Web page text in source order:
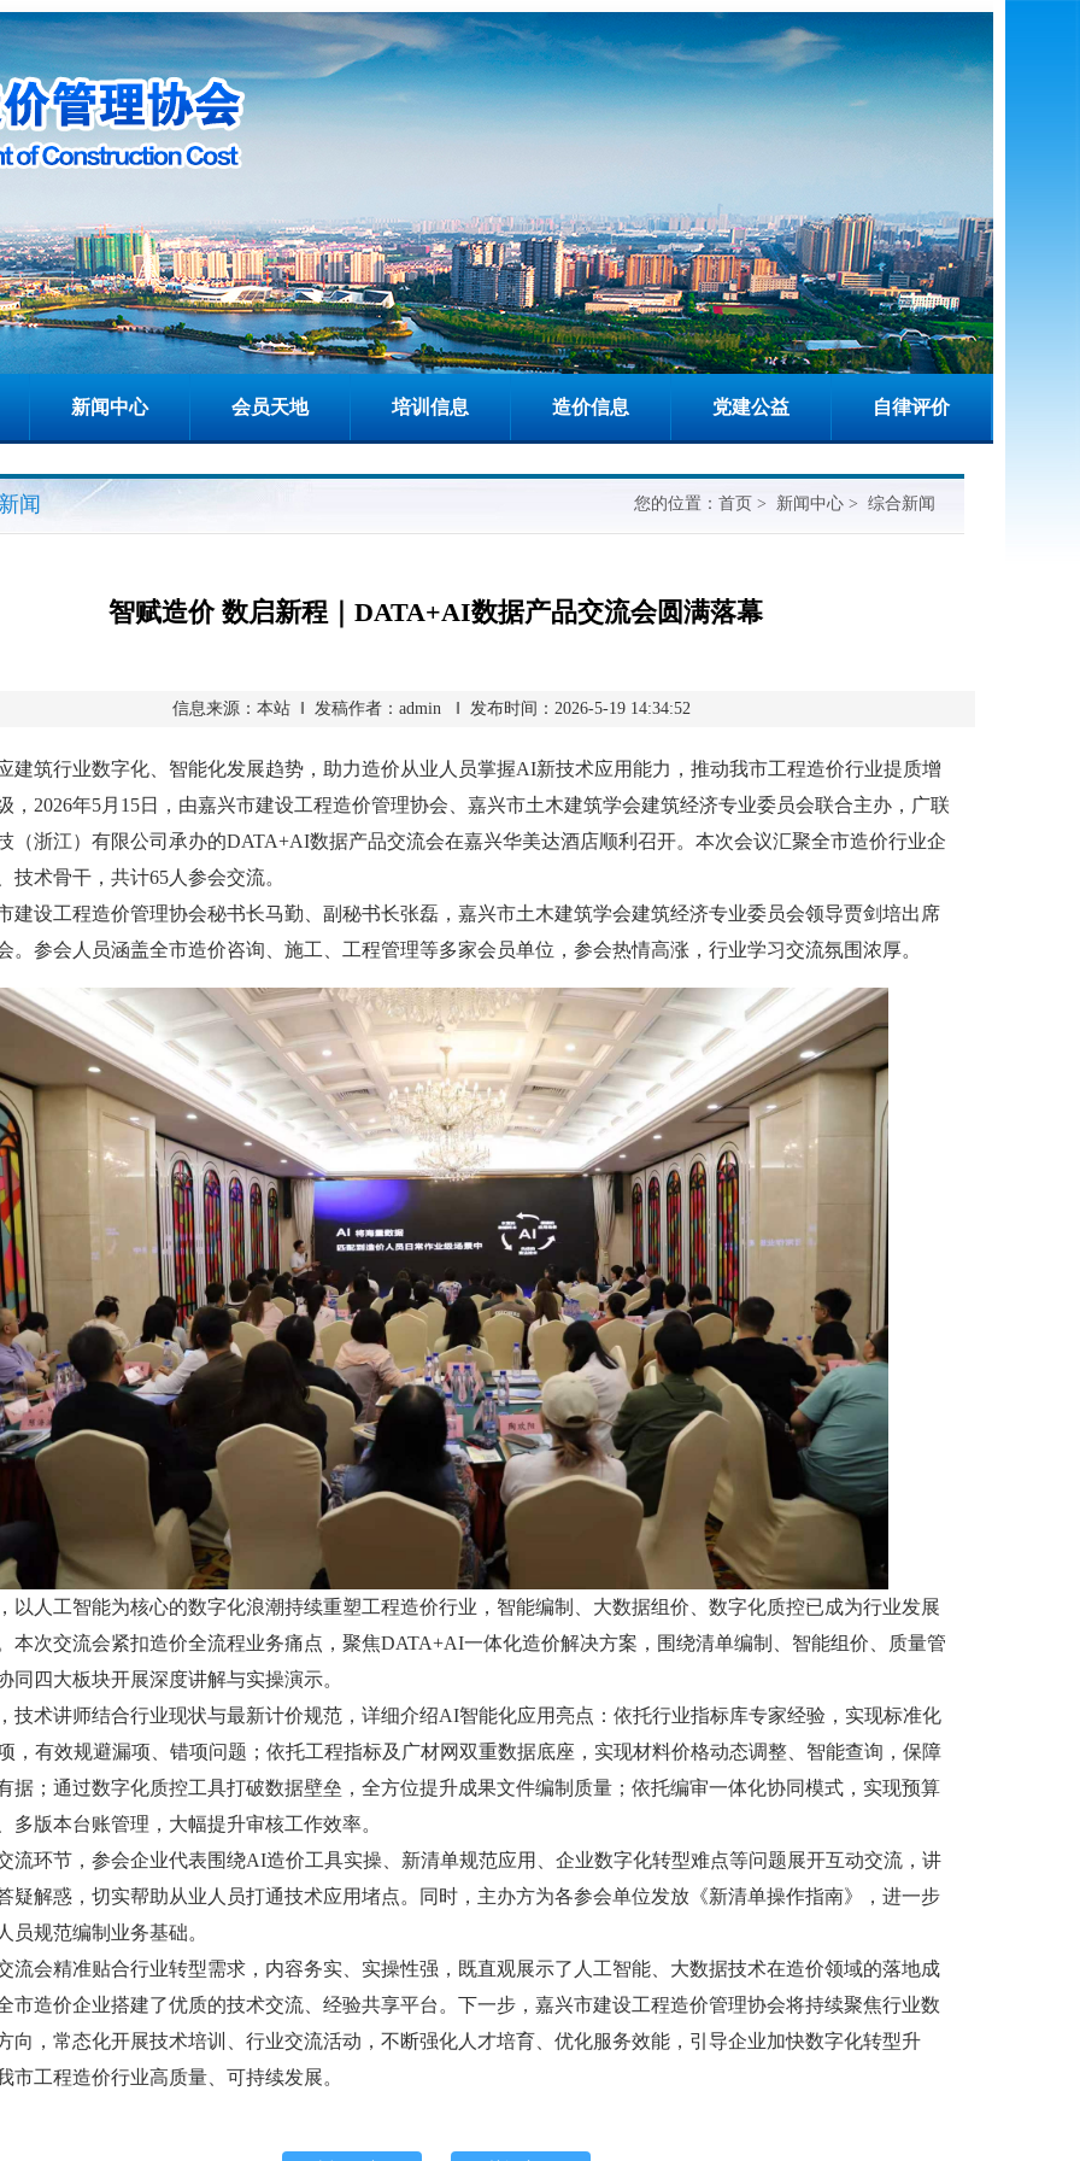
新闻中心 会员天地 培训信息 造价信息 党建公益 自律评价
闻 您的位置： 首页 > 新闻中心 > 综合新闻
智赋造价 数启新程｜DATA+AI数据产品交流会圆满落幕
信息来源：本站 ‖ 发稿作者：admin ‖ 发布时间：2026-5-19 14:34:52
行业数字化、智能化发展趋势，助力造价从业人员掌握AI新技术应用能力，推动我市工程造价行业提质增
，2026年5月15日，由嘉兴市建设工程造价管理协会、嘉兴市土木建筑学会建筑经济专业委员会联合主办，广联
（浙江）有限公司承办的DATA+AI数据产品交流会在嘉兴华美达酒店顺利召开。本次会议汇聚全市造价行业企
技术骨干，共计65人参会交流。
工程造价管理协会秘书长马勤、副秘书长张磊，嘉兴市土木建筑学会建筑经济专业委员会领导贾剑培出席
。参会人员涵盖全市造价咨询、施工、工程管理等多家会员单位，参会热情高涨，行业学习交流氛围浓厚。
工智能为核心的数字化浪潮持续重塑工程造价行业，智能编制、大数据组价、数字化质控已成为行业发展
本次交流会紧扣造价全流程业务痛点，聚焦DATA+AI一体化造价解决方案，围绕清单编制、智能组价、质量管
同四大板块开展深度讲解与实操演示。
讲师结合行业现状与最新计价规范，详细介绍AI智能化应用亮点：依托行业指标库专家经验，实现标准化
，有效规避漏项、错项问题；依托工程指标及广材网双重数据底座，实现材料价格动态调整、智能查询，保障
据；通过数字化质控工具打破数据壁垒，全方位提升成果文件编制质量；依托编审一体化协同模式，实现预算
多版本台账管理，大幅提升审核工作效率。
节，参会企业代表围绕AI造价工具实操、新清单规范应用、企业数字化转型难点等问题展开互动交流，讲
疑解惑，切实帮助从业人员打通技术应用堵点。同时，主办方为各参会单位发放《新清单操作指南》，进一步
员规范编制业务基础。
精准贴合行业转型需求，内容务实、实操性强，既直观展示了人工智能、大数据技术在造价领域的落地成
市造价企业搭建了优质的技术交流、经验共享平台。下一步，嘉兴市建设工程造价管理协会将持续聚焦行业数
向，常态化开展技术培训、行业交流活动，不断强化人才培育、优化服务效能，引导企业加快数字化转型升
市工程造价行业高质量、可持续发展。